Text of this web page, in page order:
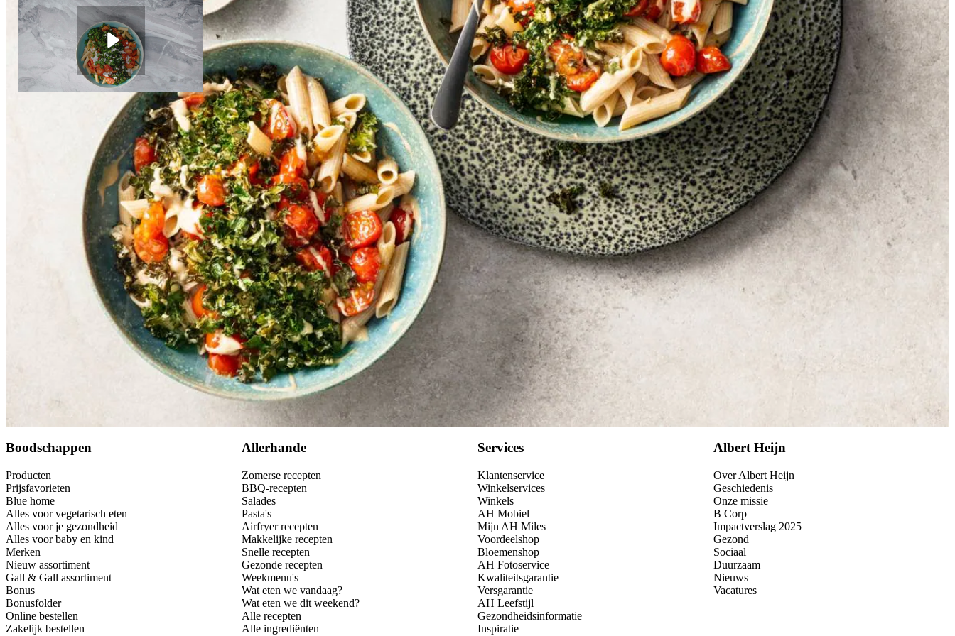
2 el biologische tahin
1 el water
Kies producten
Dit heb je nodig
Pasta boerenkool en tahin
00:22 min.
Wat vond je van dit recept?
Boodschappen
Producten
Prijsfavorieten
Blue home
Alles voor vegetarisch eten
Alles voor je gezondheid
Alles voor baby en kind
Merken
Nieuw assortiment
Gall & Gall assortiment
Bonus
Bonusfolder
Online bestellen
Zakelijk bestellen
Allerhande
Zomerse recepten
BBQ-recepten
Salades
Pasta's
Airfryer recepten
Makkelijke recepten
Snelle recepten
Gezonde recepten
Weekmenu's
Wat eten we vandaag?
Wat eten we dit weekend?
Alle recepten
Alle ingrediënten
Services
Klantenservice
Winkelservices
Winkels
AH Mobiel
Mijn AH Miles
Voordeelshop
Bloemenshop
AH Fotoservice
Kwaliteitsgarantie
Versgarantie
AH Leefstijl
Gezondheidsinformatie
Inspiratie
Albert Heijn
Over Albert Heijn
Geschiedenis
Onze missie
B Corp
Impactverslag 2025
Gezond
Sociaal
Duurzaam
Nieuws
Vacatures